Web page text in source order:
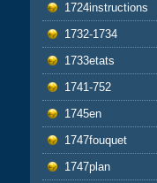
1724instructions
1732-1734
1733etats
1741-752
1745en
1747fouquet
1747plan